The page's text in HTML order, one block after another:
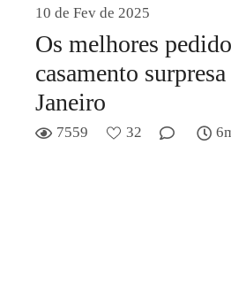
10 de Fev de 2025
Os melhores
casamento
Janeiro
7559 32